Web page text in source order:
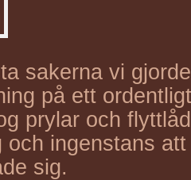
sakerna vi
på ett
prylar och
och ingenstans
sig.